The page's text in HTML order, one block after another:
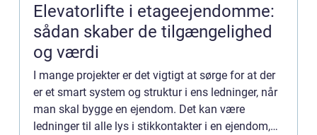
Elevatorlifte i etageejendomme:
sådan skaber de tilgængelighed
og værdi
I mange projekter er det vigtigt at sørge for at der
er et smart system og struktur i ens ledninger, når
man skal bygge en ejendom. Det kan være
ledninger til alle lys i stikkontakter i en ejendom,